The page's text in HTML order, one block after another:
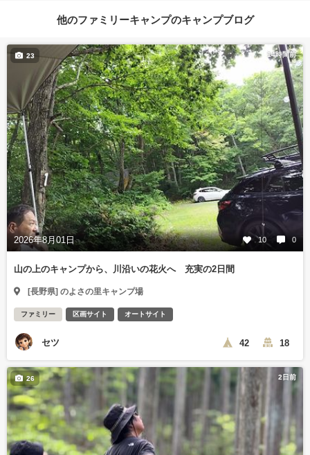
他のファミリーキャンプのキャンプブログ
14時間前
2026年8月01日 10 0
23
山の上のキャンプから、川沿いの花火へ 充実の2日間
[長野県] のよさの里キャンプ場
ファミリー 区画サイト オートサイト
セツ 42 18
2日前
26